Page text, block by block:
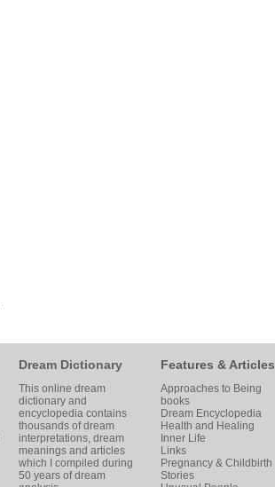
Dream Dictionary
This online dream
dictionary and
encyclopedia contains
thousands of dream
interpretations, dream
meanings and articles
which I compiled during
50 years of dream
Features & Articles
Approaches to Being
books
Dream Encyclopedia
Health and Healing
Inner Life
Links
Pregnancy & Childbirth
Stories